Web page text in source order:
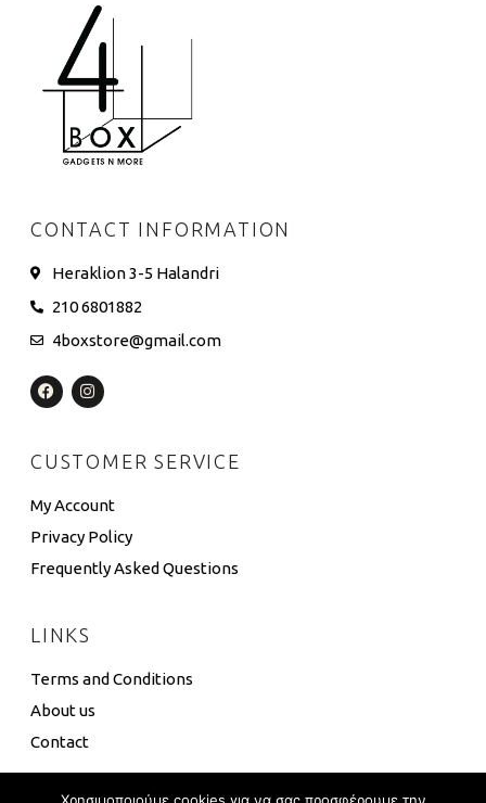
CONTACT INFORMATION
Heraklion 3-5 Halandri
210 6801882
4boxstore@gmail.com
CUSTOMER SERVICE
My Account
Privacy Policy
Frequently Asked Questions
LINKS
Terms and Conditions
About us
Contact